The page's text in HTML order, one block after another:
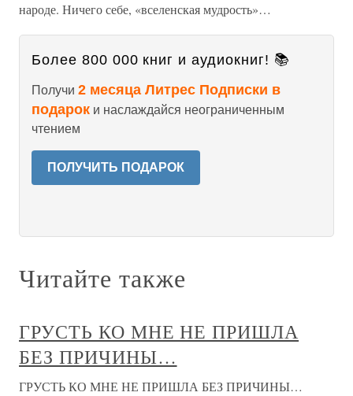
народе. Ничего себе, «вселенская мудрость»…
Более 800 000 книг и аудиокниг! 📚
Получи 2 месяца Литрес Подписки в
подарок и наслаждайся неограниченным
чтением
ПОЛУЧИТЬ ПОДАРОК
Читайте также
ГРУСТЬ КО МНЕ НЕ ПРИШЛА
БЕЗ ПРИЧИНЫ…
ГРУСТЬ КО МНЕ НЕ ПРИШЛА БЕЗ ПРИЧИНЫ…